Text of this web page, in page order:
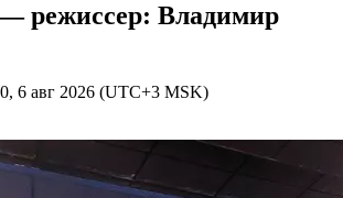
режиссер: Владимир
6 авг 2026 (UTC+3 MSK)